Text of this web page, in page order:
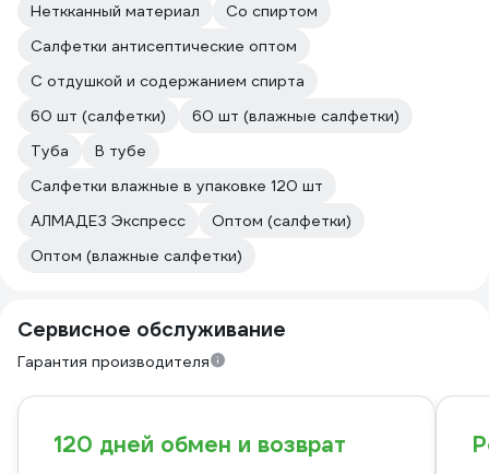
Неткканный материал
Со спиртом
Салфетки антисептические оптом
С отдушкой и содержанием спирта
60 шт (салфетки)
60 шт (влажные салфетки)
Туба
В тубе
Салфетки влажные в упаковке 120 шт
АЛМАДЕЗ Экспресс
Оптом (салфетки)
Оптом (влажные салфетки)
Сервисное обслуживание
Гарантия производителя
120 дней обмен и возврат